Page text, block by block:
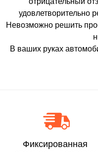
удовлетворительно
Невозможно решить
В ваших руках
Фиксированная